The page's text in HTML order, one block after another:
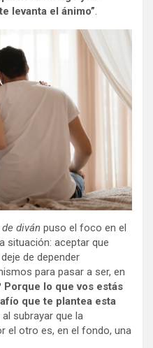
levanta el ánimo”.
diván puso el foco en el
situación: aceptar que
de depender
para pasar a ser, en
Porque lo que vos estás
que te plantea esta
subrayar que la
el otro es, en el fondo, una